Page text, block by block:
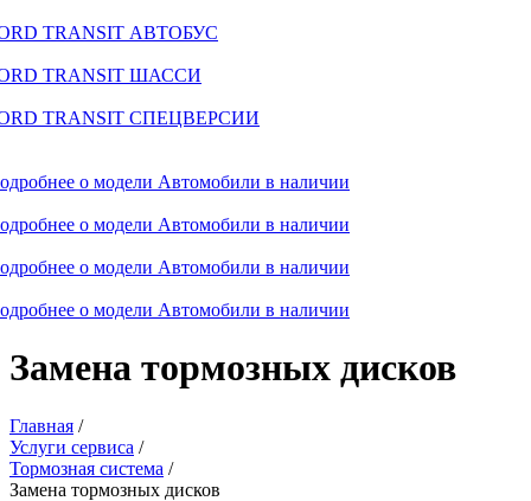
TRANSIT АВТОБУС
TRANSIT ШАССИ
TRANSIT СПЕЦВЕРСИИ
о модели Автомобили в наличии
о модели Автомобили в наличии
о модели Автомобили в наличии
о модели Автомобили в наличии
Замена тормозных дисков
Главная /
Услуги сервиса /
Тормозная система /
Замена тормозных дисков